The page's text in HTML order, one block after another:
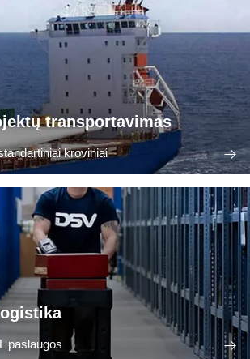
transportavimas
kroviniai
paslaugos